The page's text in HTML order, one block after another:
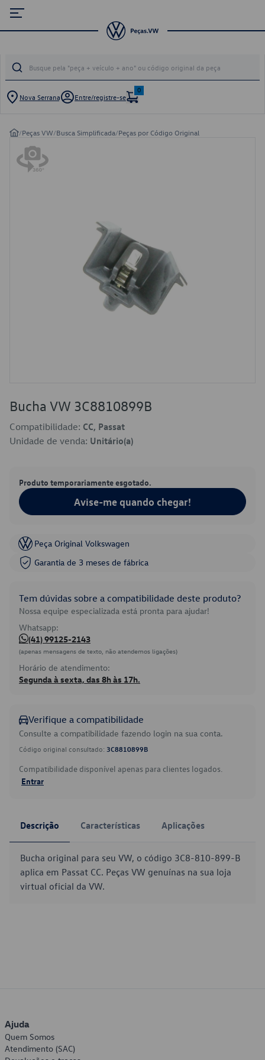
Nova Serrana Entre/registre-se
0
/Peças VW/Busca Simplificada/Peças por Código Original
Bucha VW 3C8810899B
Compatibilidade: CC, Passat
Unidade de venda: Unitário(a)
Produto temporariamente esgotado.
Avise-me quando chegar!
Peça Original Volkswagen
Garantia de 3 meses de fábrica
Tem dúvidas sobre a compatibilidade deste produto?
Nossa equipe especializada está pronta para ajudar!
Whatsapp:
(41) 99125-2143
(apenas mensagens de texto, não atendemos ligações)
Horário de atendimento:
Segunda à sexta, das 8h às 17h.
Verifique a compatibilidade
Consulte a compatibilidade fazendo login na sua conta.
Código original consultado: 3C8810899B
Compatibilidade disponível apenas para clientes logados.
Entrar
Descrição Características Aplicações
Bucha original para seu VW, o código 3C8-810-899-B
aplica em Passat CC. Peças VW genuínas na sua loja
virtual oficial da VW.
Ajuda
Quem Somos
Atendimento (SAC)